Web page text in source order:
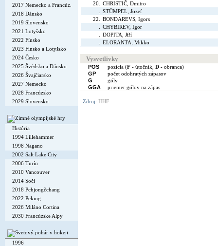
2017 Nemecko a Francúz.
2018 Dánsko
2019 Slovensko
2021 Lotyšsko
2022 Fínsko
2023 Fínsko a Lotyšsko
2024 Česko
2025 Švédsko a Dánsko
2026 Švajčiarsko
2027 Nemecko
2028 Francúzsko
2029 Slovensko
História
1994 Lillehammer
1998 Nagano
2002 Salt Lake City
2006 Turín
2010 Vancouver
2014 Soči
2018 Pchjongčchang
2022 Peking
2026 Miláno Cortina
2030 Francúzske Alpy
1996
20.
CHRISTIČ, Dmitro
STÜMPEL, Jozef
22.
BONDAREVS, Igors
CHYBIREV, Igor
DOPITA, Jiří
ELORANTA, Mikko
Vysvetlivky
POS pozícia (F - útočník, D - obranca)
GP
počet odohratých zápasov
G
góly
GGA
priemer gólov na zápas
Zdroj: IIHF